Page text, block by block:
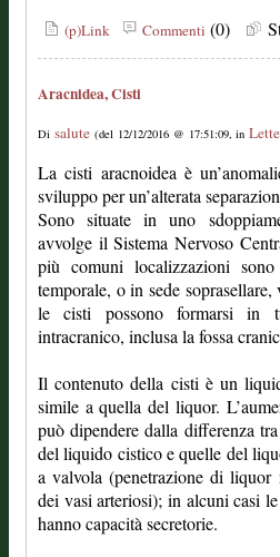
(p)Link Commenti (0)
Aracnidea, Cisti
Di salute (del 12/12/2016 @ 17:51:09, in
La cisti aracnoidea è
sviluppo per un’alterata
Sono situate in uno
avvolge il Sistema Nervoso
più comuni localizzazioni
temporale, o in sede
le cisti possono formarsi in
intracranico, inclusa la fossa
Il contenuto della cisti è un
simile a quella del liquor.
può dipendere dalla differenza
del liquido cistico e quelle del
a valvola (penetrazione di
dei vasi arteriosi); in alcuni casi
hanno capacità secretorie.